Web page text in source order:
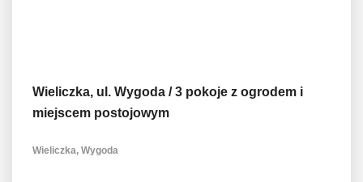
Wieliczka, ul. Wygoda / 3 pokoje z ogrodem i
miejscem postojowym
Wieliczka, Wygoda